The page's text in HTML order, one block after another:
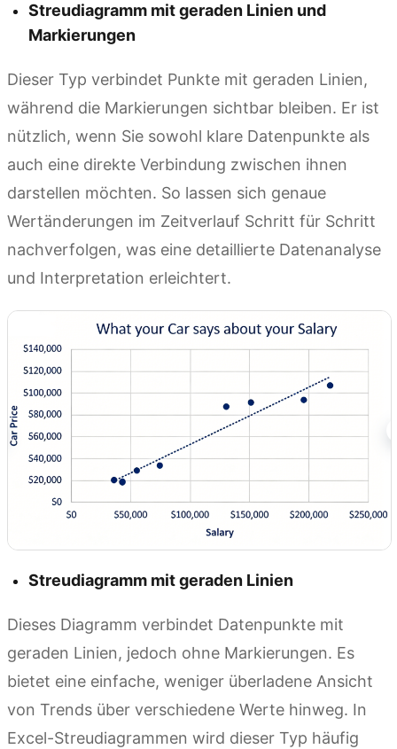
Streudiagramm mit geraden Linien und
Markierungen
Dieser Typ verbindet Punkte mit geraden Linien,
während die Markierungen sichtbar bleiben. Er ist
nützlich, wenn Sie sowohl klare Datenpunkte als
auch eine direkte Verbindung zwischen ihnen
darstellen möchten. So lassen sich genaue
Wertänderungen im Zeitverlauf Schritt für Schritt
nachverfolgen, was eine detaillierte Datenanalyse
und Interpretation erleichtert.
Streudiagramm mit geraden Linien
Dieses Diagramm verbindet Datenpunkte mit
geraden Linien, jedoch ohne Markierungen. Es
bietet eine einfache, weniger überladene Ansicht
von Trends über verschiedene Werte hinweg. In
Excel-Streudiagrammen wird dieser Typ häufig